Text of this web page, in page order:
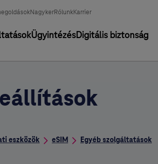
NagykerRólunkKarrier
ÜgyintézésDigitális biztonság
eszközök eSIM Egyéb szolgáltatások